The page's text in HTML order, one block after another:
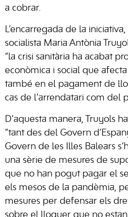
a cobrar.
L’encarregada de la
socialista Maria Antònia
“la crisi sanitària ha acabat
econòmica i social que
també en el pagament de
cas de l’arrendatari com del
D’aquesta manera, Truyols
“tant des del Govern
Govern de les Illes Balears
una sèrie de mesures de
que no han pogut pagar el
els mesos de la pandèmia,
mesures per defensar els